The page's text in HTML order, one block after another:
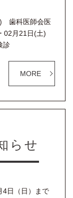
歯科医師会医
02月21日(土)
診
MORE
らせ
4日（日）まで